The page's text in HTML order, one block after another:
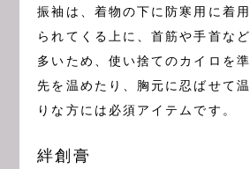
振袖は、着物の下に防寒用に着
られてくる上に、首筋や手首な
多いため、使い捨てのカイロを
先を温めたり、胸元に忍ばせて
りな方には必須アイテムです。
絆創膏